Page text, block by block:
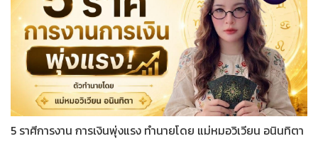
5 ราศีการงาน การเงินพุ่งแรง ทำนายโดย แม่หมอวิเวียน อนินทิตา